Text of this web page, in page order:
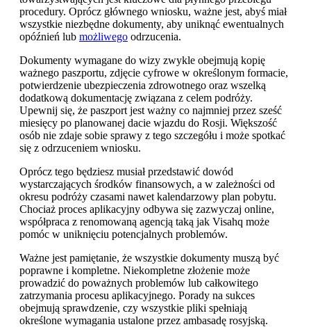
procedury. Oprócz głównego wniosku, ważne jest, abyś miał
wszystkie niezbędne dokumenty, aby uniknąć ewentualnych
opóźnień lub możliwego odrzucenia.
Dokumenty wymagane do wizy zwykle obejmują kopię
ważnego paszportu, zdjęcie cyfrowe w określonym formacie,
potwierdzenie ubezpieczenia zdrowotnego oraz wszelką
dodatkową dokumentację związana z celem podróży.
Upewnij się, że paszport jest ważny co najmniej przez sześć
miesięcy po planowanej dacie wjazdu do Rosji. Większość
osób nie zdaje sobie sprawy z tego szczegółu i może spotkać
się z odrzuceniem wniosku.
Oprócz tego będziesz musiał przedstawić dowód
wystarczających środków finansowych, a w zależności od
okresu podróży czasami nawet kalendarzowy plan pobytu.
Chociaż proces aplikacyjny odbywa się zazwyczaj online,
współpraca z renomowaną agencją taką jak Visahq może
pomóc w uniknięciu potencjalnych problemów.
Ważne jest pamiętanie, że wszystkie dokumenty muszą być
poprawne i kompletne. Niekompletne złożenie może
prowadzić do poważnych problemów lub całkowitego
zatrzymania procesu aplikacyjnego. Porady na sukces
obejmują sprawdzenie, czy wszystkie pliki spełniają
określone wymagania ustalone przez ambasadę rosyjską.